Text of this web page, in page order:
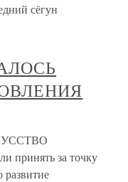
сёгун
за точку
развитие